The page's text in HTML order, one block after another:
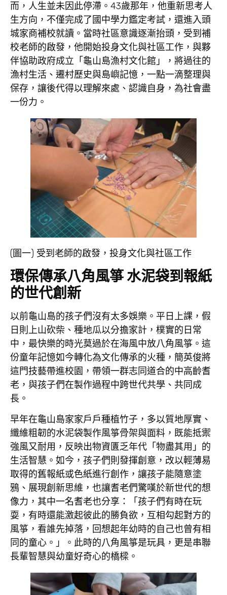
而，人生並未因此停滯。43歲那年，他重新思考人
生方向，不僅完成了國中學力鑑定考試，還進入頭
城家商補校就讀。當時社區意識逐漸抬頭，受到補
校老師的啟發，他開始投身文化與社區工作，與夥
伴協助政府成立「龜山島漁村文化館」，將過往的
漁村生活、遷村歷史與島嶼記憶，一點一滴整理與
保存，讓後代得以理解來處、認識自身，為社會盡
一份力。
(圖一) 受到老師的啟發，投身文化與社區工作
環保傳承八角風箏 水泥袋到報紙
的世代創新
以前龜山島的孩子們沒有太多娛樂。平日上課，假
日則上山砍柴、種地瓜以分擔家計，樸實的日常
中，最快樂的時光莫過於在海風中放八角風箏。這
份童年記憶如今轉化為文化傳承的火種，簡英俊將
這門技藝帶進校園，帶領一群志同道合的中高齡耆
老，與孩子們在製作過程中跨世代共學、共同成
長。
早年在龜山島家家戶戶種植竹子，多以質地厚實、
纖維粗韌的水泥袋製作風箏骨架與面料，既能抵禦
強風又耐用，反映出物資匱乏年代「物盡其用」的
生活智慧。如今，孩子們則發揮創意，改以輕薄易
取得的舊報紙或色紙進行創作，讓孩子能隨意塗
鴉、展現創新思維，也讓耆老們驚嘆於新世代的想
像力，其中一名耆老也分享：「孩子們有時在玩
耍，有時還能激起彼此的勝負欲，互相勾起對方的
風箏，看誰先掉落，回想起年幼時的自己也曾有相
同的童心。」。此時的八角風箏是玩具，更是串聯
長輩智慧與幼童好奇心的橋樑。